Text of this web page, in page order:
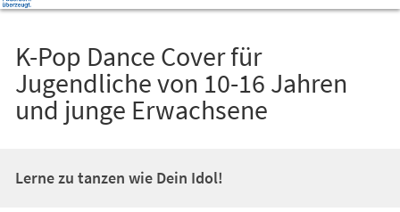
K-Pop Dance Cover für
Jugendliche von 10-16 Jahren
und junge Erwachsene
Lerne zu tanzen wie Dein Idol!